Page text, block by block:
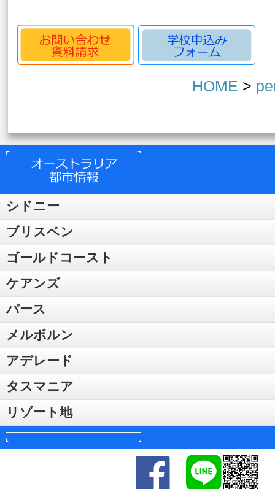
HOME >
シドニー
ブリスベン
ゴールドコースト
ケアンズ
パース
メルボルン
アデレード
タスマニア
リゾート地